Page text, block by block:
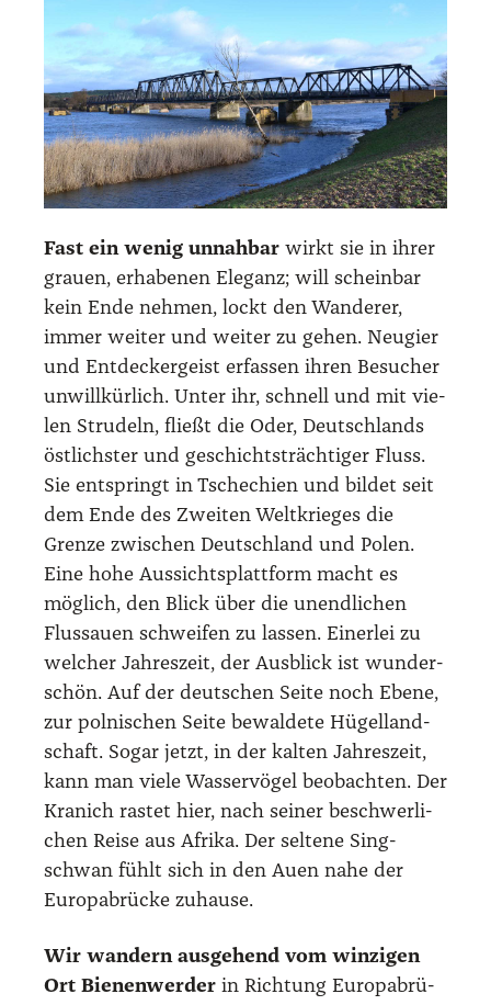
Fast ein wenig unnah­bar wirkt sie in ihrer
grau­en, erha­be­nen Ele­ganz; will schein­bar
kein Ende neh­men, lockt den Wan­de­rer,
immer wei­ter und wei­ter zu gehen. Neu­gier
und Ent­de­cker­geist erfas­sen ihren Besu­cher
unwill­kür­lich. Unter ihr, schnell und mit vie­
len Stru­deln, fließt die Oder, Deutsch­lands
öst­lichs­ter und geschichts­träch­ti­ger Fluss.
Sie ent­springt in Tsche­chi­en und bil­det seit
dem Ende des Zwei­ten Welt­krie­ges die
Gren­ze zwi­schen Deutsch­land und Polen.
Eine hohe Aus­sichts­platt­form macht es
mög­lich, den Blick über die unend­li­chen
Fluss­au­en schwei­fen zu las­sen. Einer­lei zu
wel­cher Jah­res­zeit, der Aus­blick ist wun­der­
schön. Auf der deut­schen Sei­te noch Ebe­ne,
zur pol­ni­schen Sei­te bewal­de­te Hügel­land­
schaft. Sogar jetzt, in der kal­ten Jah­res­zeit,
kann man vie­le Was­ser­vö­gel beob­ach­ten. Der
Kra­nich ras­tet hier, nach sei­ner beschwer­li­
chen Rei­se aus Afri­ka. Der sel­te­ne Sing­
schwan fühlt sich in den Auen nahe der
Euro­pa­brü­cke zuhau­se.
Wir wan­dern aus­ge­hend vom win­zi­gen
Ort Bie­nen­wer­der in Rich­tung Euro­pa­brü­